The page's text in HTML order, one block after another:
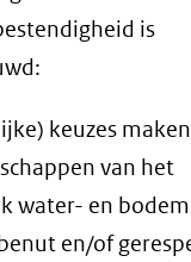
is
keuzes
van het
water- en
en/of